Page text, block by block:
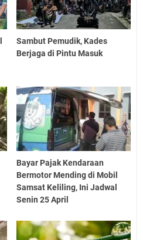
Sambut Pemudik, Kades
Berjaga di Pintu Masuk
Bayar Pajak Kendaraan
Bermotor Mending di Mobil
Samsat Keliling, Ini Jadwal
Senin 25 April